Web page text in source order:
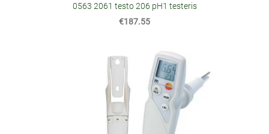
0563 2061 testo 206 pH1 testeris
€187.55